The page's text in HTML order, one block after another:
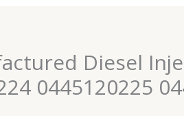
Diesel
0445120225